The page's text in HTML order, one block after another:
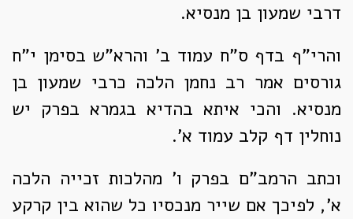
דרבי שמעון בן מנסיא.
והרי"ף בדף ס"ח עמוד ב' והרא"ש בסימן י"ח
גורסים אמר רב נחמן הלכה כרבי שמעון בן
מנסיא. והכי איתא בהדיא בגמרא בפרק יש
נוחלין דף קלב עמוד א'.
וכתב הרמב"ם בפרק ו' מהלכות זכייה הלכה
א', לפיכך אם שייר מנכסיו כל שהוא בין קרקע